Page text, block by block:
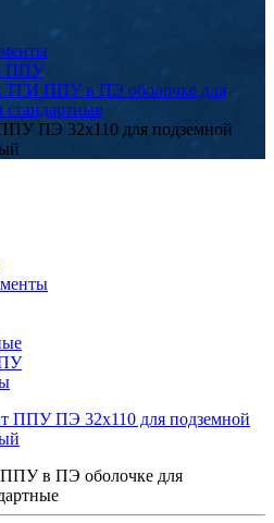
ППУ
ТГИ ППУ в ПЭ оболочке для
стандартные
ПЭ 32x110 для подземной
в ПЭ оболочке для